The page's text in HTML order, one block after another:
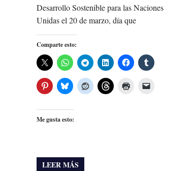
Desarrollo Sostenible para las Naciones
Unidas el 20 de marzo, día que
Comparte esto:
Me gusta esto:
LEER MÁS